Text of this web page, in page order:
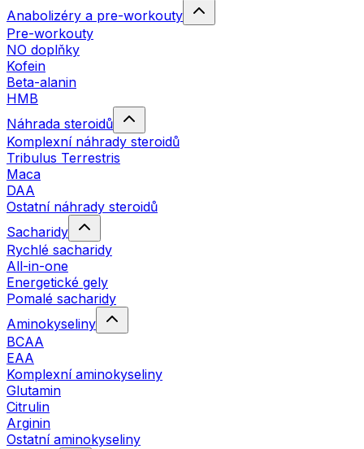
Anabolizéry a pre-workouty
Pre-workouty
NO doplňky
Kofein
Beta-alanin
HMB
Náhrada steroidů
Komplexní náhrady steroidů
Tribulus Terrestris
Maca
DAA
Ostatní náhrady steroidů
Sacharidy
Rychlé sacharidy
All-in-one
Energetické gely
Pomalé sacharidy
Aminokyseliny
BCAA
EAA
Komplexní aminokyseliny
Glutamin
Citrulin
Arginin
Ostatní aminokyseliny